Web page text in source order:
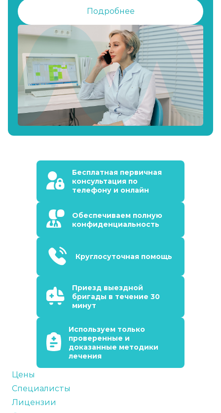
Подробнее
Бесплатная первичная
консультация по
телефону и онлайн
Обеспечиваем полную
конфиденциальность
Круглосуточная помощь
Приезд выездной
бригады в течение 30
минут
Используем только
проверенные и
доказанные методики
лечения
Цены
Специалисты
Лицензии